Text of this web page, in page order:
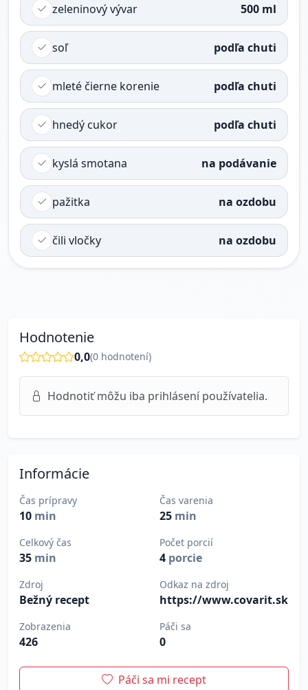
zeleninový vývar 500 ml
soľ podľa chuti
mleté čierne korenie podľa chuti
hnedý cukor podľa chuti
kyslá smotana na podávanie
pažitka na ozdobu
čili vločky na ozdobu
Hodnotenie
0,0(0 hodnotení)
Hodnotiť môžu iba prihlásení používatelia.
Informácie
Čas prípravy
10 min
Čas varenia
25 min
Celkový čas
35 min
Počet porcií
4 porcie
Zdroj
Bežný recept
Odkaz na zdroj
https://www.covarit.sk
Zobrazenia
426
Páči sa
0
Páči sa mi recept